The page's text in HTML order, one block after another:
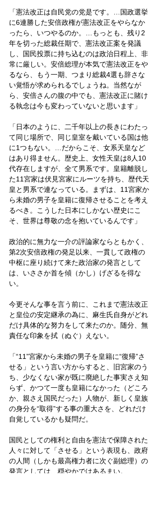
「憲法改正は自民党の党是です。…国政選挙
に6連勝した安倍政権が憲法改正をやらなか
ったら、いつやるのか。…もっとも、残り2
年を切った総裁任期で、憲法改正案を発議
し、国民投票に持ち込むのは政治日程上、非
常に厳しい。安倍総理が本気で憲法改正をや
るなら、もう一期、つまり総裁4選も辞さな
い覚悟が求められるでしょうね。当然なが
ら、安倍さんの腹の中でも、憲法改正に賭け
る執念は今も変わっていないと思います」
「日本のように、二千年以上の長きにわたっ
て同じ場所で、同じ皇室を戴いている国は他
に1つもない。…だからこそ、女系天皇など
はあり得ません。歴史上、女性天皇は8人10
代存在しますが、全て男系です。皇籍離脱し
た11宮家は伏見宮家にルーツを持ち、歴代天
皇と男系で連なっている。まずは、11宮家か
ら未婚の男子を皇籍に復帰させることを考え
るべき。こうした日本にしかない歴史にこ
そ、世界は尊敬の念を抱いているんです」
政治的に無力な一介の評論家ならともかく、
第2次安倍政権の発足以来、一貫して政権の
中枢に座り続けて来た政治家の発言として
は、いささか首を傾（かし）げざるを得な
い。
今更そんな事を言う前に、これまで憲法改正
と皇位の安定継承の為に、麻生氏自身がどれ
だけ具体的な努力をして来たのか。随分、無
責任な印象を拭（ぬぐ）えない。
「“11”宮家から未婚の男子を皇籍に“復帰”さ
せる」という言い方からすると、旧宮家のう
ち、少なくない家が既に廃絶した事実さえ知
らず、かつて一度も皇籍になかった（どころ
か、親さえ国民だった）人物が、新しく皇族
の身分を“取得”する事の重大さを、どれだけ
自覚しているかも疑問だ。
国民としての権利と自由を憲法で保障された
人々に対して「させる」という表現も、政府
の人間（しかも最高権力者に次ぐ副総理）の
発言としては、穏やかではあるまい。